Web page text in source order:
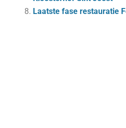
Laatste fase restauratie